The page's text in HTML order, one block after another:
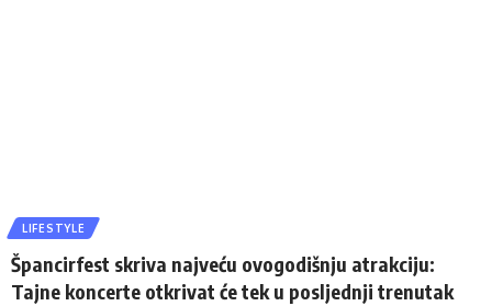
LIFESTYLE
Špancirfest skriva najveću ovogodišnju atrakciju:
Tajne koncerte otkrivat će tek u posljednji trenutak